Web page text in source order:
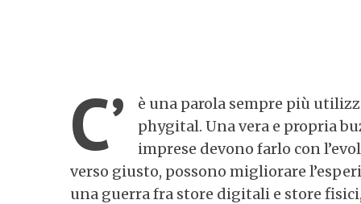
C’
è una parola sempre più
phygital. Una vera e propria
imprese devono farlo con
verso giusto, possono migliorare
una guerra fra store digitali e store